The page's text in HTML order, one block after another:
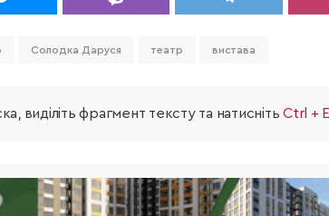
Солодка Даруся театр вистава
виділіть фрагмент тексту та натиснітьCtrl +